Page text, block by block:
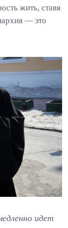
жить, ставя
— это
идет